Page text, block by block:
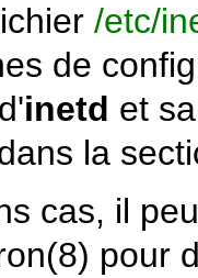
/etc/
de
inetd et
la
cas, il
(8) pour